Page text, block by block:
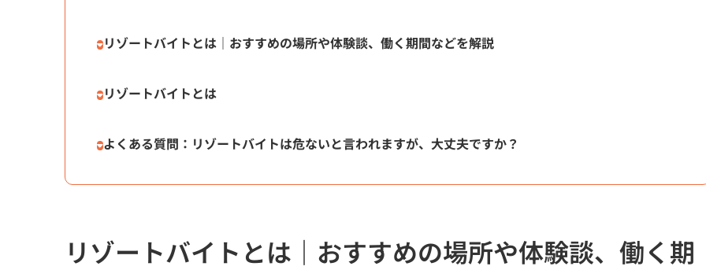
リゾートバイトとは｜おすすめの場所や体験談、働く期間などを解説
リゾートバイトとは
よくある質問：リゾートバイトは危ないと言われますが、大丈夫ですか？
リゾートバイトとは｜おすすめの場所や体験談、働く期